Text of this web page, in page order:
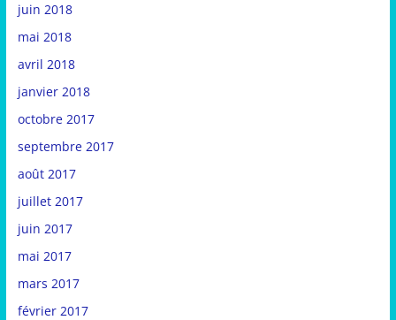
juin 2018
mai 2018
avril 2018
janvier 2018
octobre 2017
septembre 2017
août 2017
juillet 2017
juin 2017
mai 2017
mars 2017
février 2017